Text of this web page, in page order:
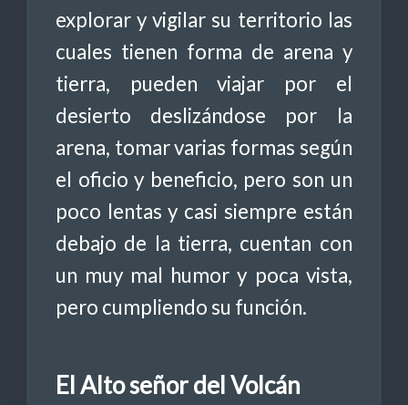
explorar y vigilar su territorio las
cuales tienen forma de arena y
tierra, pueden viajar por el
desierto deslizándose por la
arena, tomar varias formas según
el oficio y beneficio, pero son un
poco lentas y casi siempre están
debajo de la tierra, cuentan con
un muy mal humor y poca vista,
pero cumpliendo su función.
El Alto señor del Volcán